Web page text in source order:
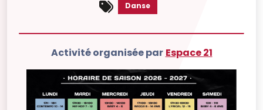
Danse
Activité organisée par Espace 21